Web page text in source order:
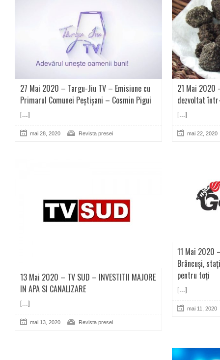
27 Mai 2020 – Targu-Jiu TV – Emisiune cu
Primarul Comunei Peștișani – Cosmin Pigui
[...]
mai 28, 2020 Revista presei
21 Mai 2020
dezvoltat
[...]
mai 22, 2020
13 Mai 2020 – TV SUD – INVESTITII MAJORE
IN APA SI CANALIZARE
[...]
mai 13, 2020 Revista presei
11 Mai 2020
Brâncuși,
pentru toți
[...]
mai 11, 2020